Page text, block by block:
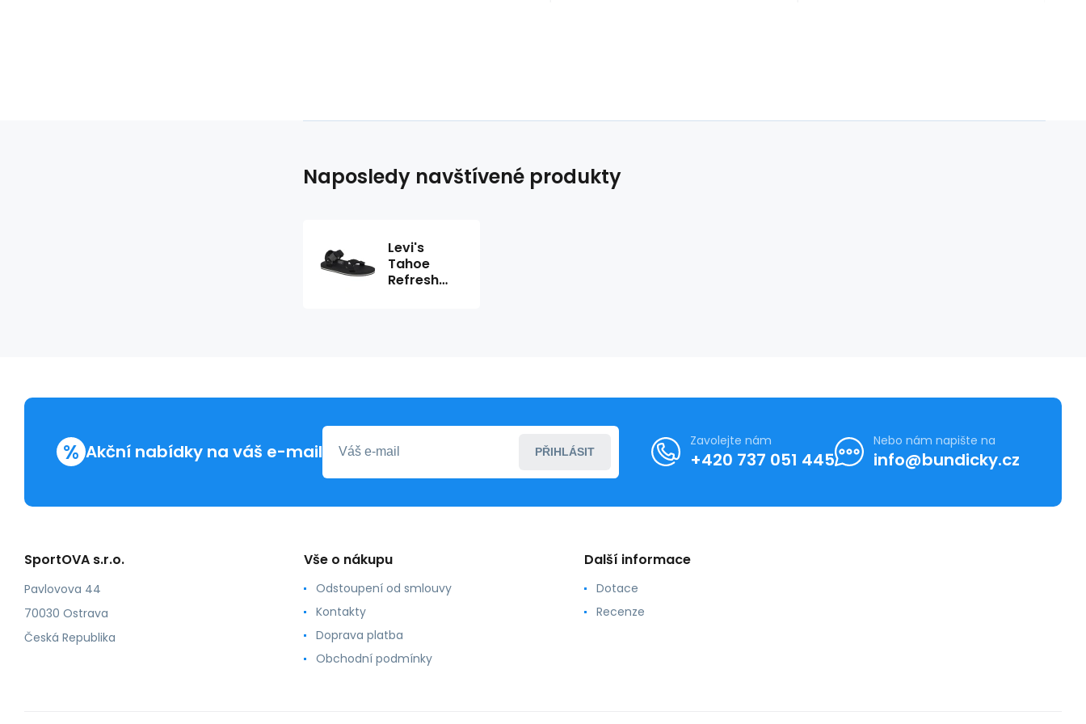
Naposledy navštívené produkty
Levi's
Tahoe
Refresh
% Akční nabídky na váš e-mail PŘIHLÁSIT
Zavolejte nám
+420 737 051 445
Nebo nám napište na
info@bundicky.cz
SportOVA s.r.o.
Pavlovova 44
70030 Ostrava
Česká Republika
Vše o nákupu
Odstoupení od smlouvy
Kontakty
Doprava platba
Obchodní podmínky
Další informace
Dotace
Recenze